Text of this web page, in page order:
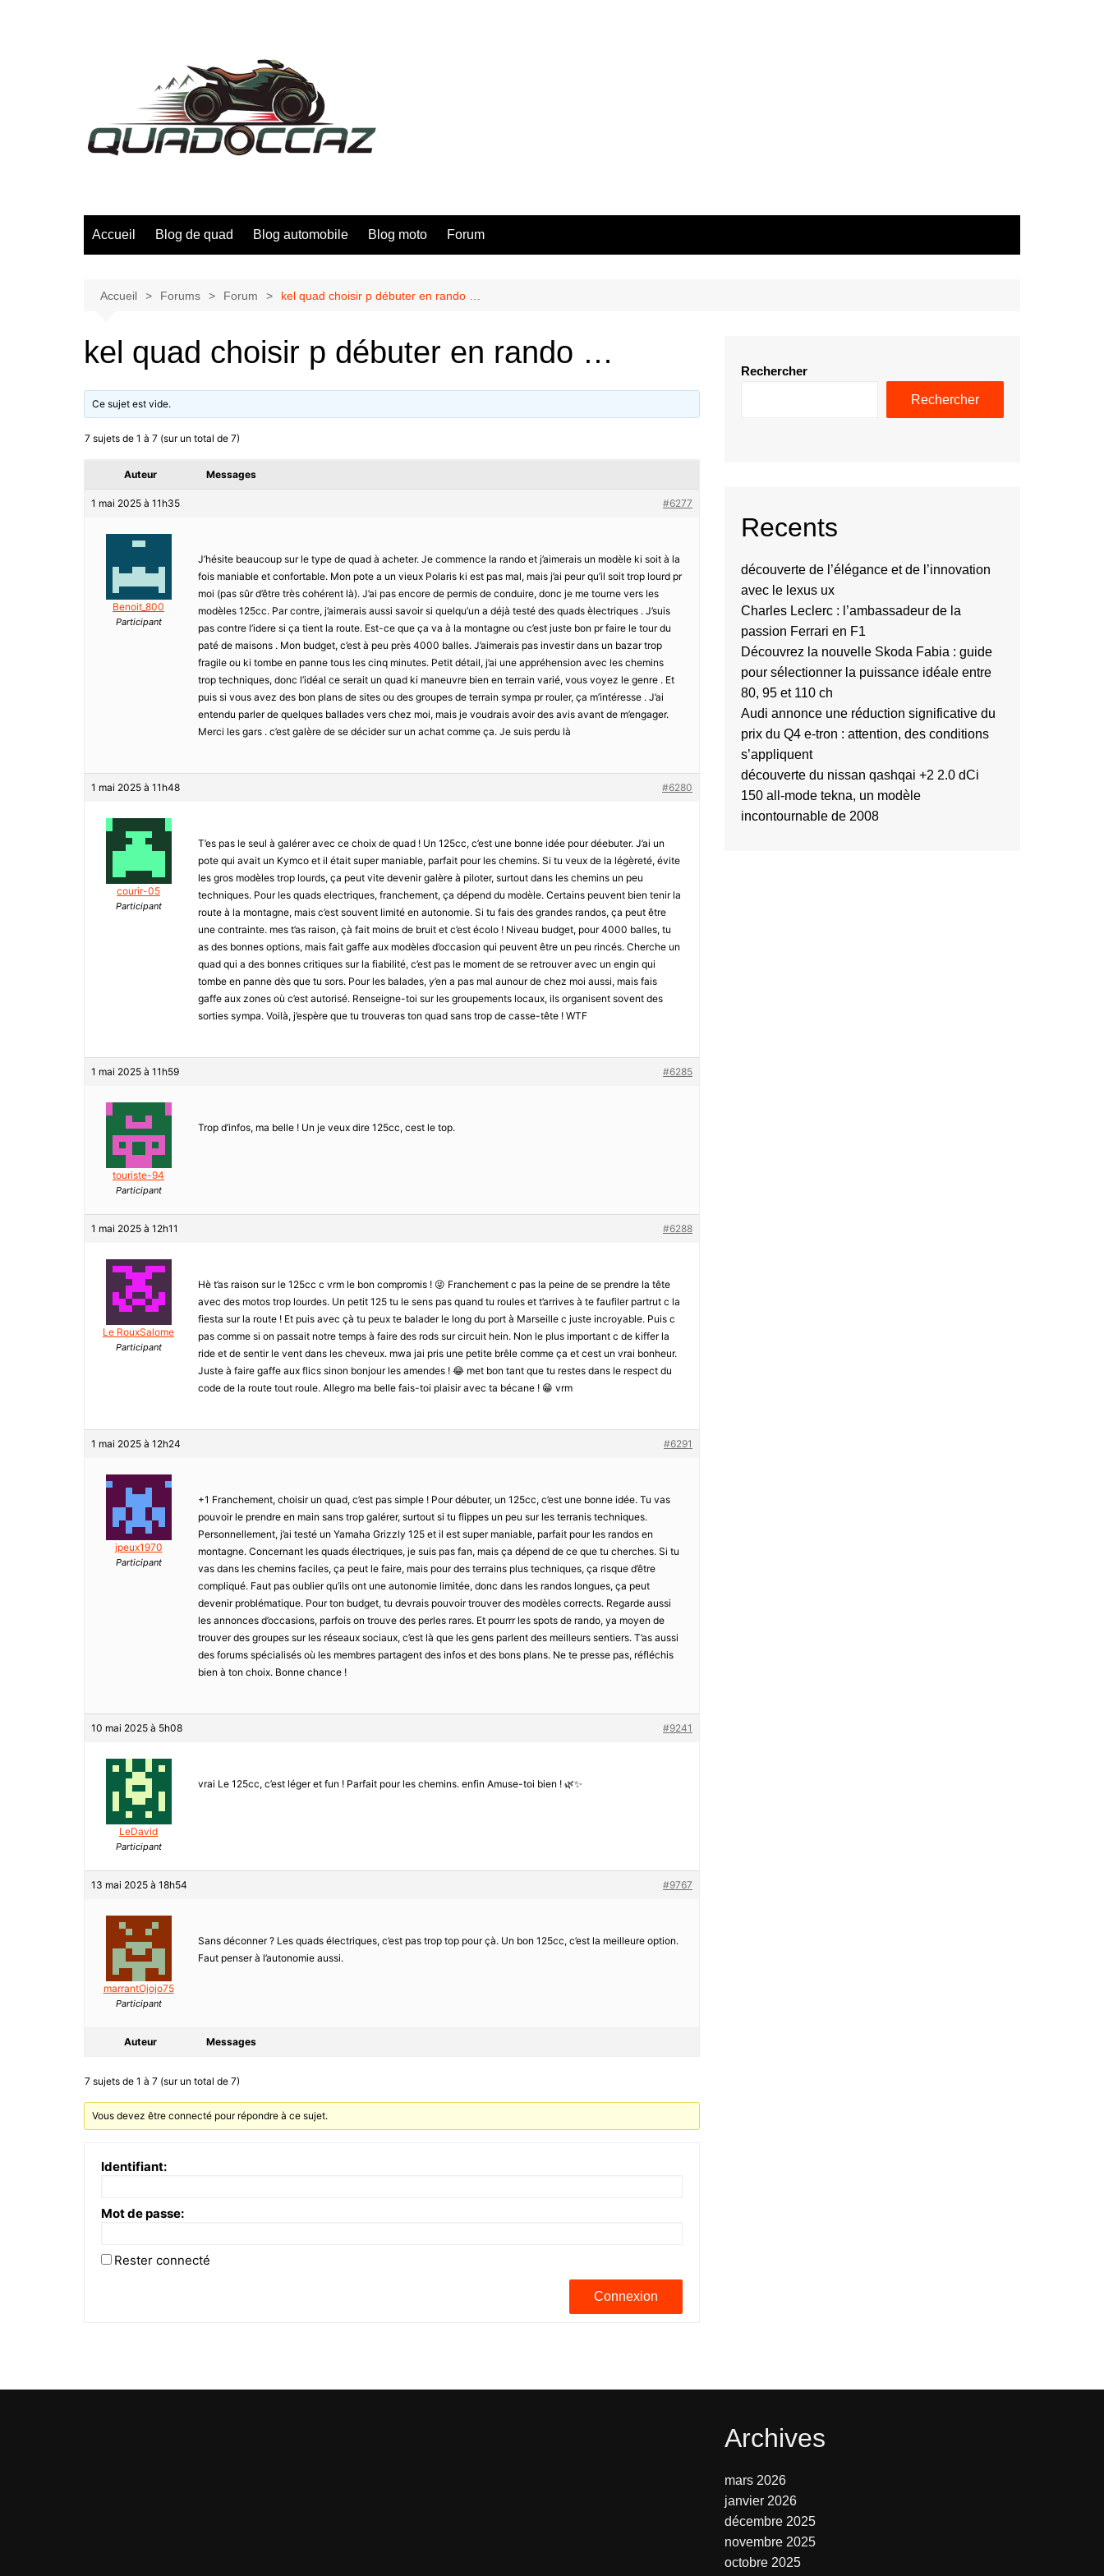
Accueil Blog de quad Blog automobile Blog moto Forum
Accueil Forums Forum kel quad choisir p débuter en rando …
kel quad choisir p débuter en rando …
Ce sujet est vide.
7 sujets de 1 à 7 (sur un total de 7)
Auteur Messages
1 mai 2025 à 11h35 #6277
Benoit_800
Participant
J’hésite beaucoup sur le type de quad à acheter. Je commence la rando et j’aimerais un modèle ki soit à la
fois maniable et confortable. Mon pote a un vieux Polaris ki est pas mal, mais j’ai peur qu’il soit trop lourd pr
moi (pas sûr d’être très cohérent là). J’ai pas encore de permis de conduire, donc je me tourne vers les
modèles 125cc. Par contre, j’aimerais aussi savoir si quelqu’un a déjà testé des quads èlectriques . J’suis
pas contre l’idere si ça tient la route. Est-ce que ça va à la montagne ou c’est juste bon pr faire le tour du
paté de maisons . Mon budget, c’est à peu près 4000 balles. J’aimerais pas investir dans un bazar trop
fragile ou ki tombe en panne tous les cinq minutes. Petit détail, j’ai une appréhension avec les chemins
trop techniques, donc l’idéal ce serait un quad ki maneuvre bien en terrain varié, vous voyez le genre . Et
puis si vous avez des bon plans de sites ou des groupes de terrain sympa pr rouler, ça m’intéresse . J’ai
entendu parler de quelques ballades vers chez moi, mais je voudrais avoir des avis avant de m’engager.
Merci les gars . c’est galère de se décider sur un achat comme ça. Je suis perdu là
1 mai 2025 à 11h48 #6280
courir-05
Participant
T’es pas le seul à galérer avec ce choix de quad ! Un 125cc, c’est une bonne idée pour déebuter. J’ai un
pote qui avait un Kymco et il était super maniable, parfait pour les chemins. Si tu veux de la légèreté, évite
les gros modèles trop lourds, ça peut vite devenir galère à piloter, surtout dans les chemins un peu
techniques. Pour les quads electriques, franchement, ça dépend du modèle. Certains peuvent bien tenir la
route à la montagne, mais c’est souvent limité en autonomie. Si tu fais des grandes randos, ça peut être
une contrainte. mes t’as raison, çà fait moins de bruit et c’est écolo ! Niveau budget, pour 4000 balles, tu
as des bonnes options, mais fait gaffe aux modèles d’occasion qui peuvent être un peu rincés. Cherche un
quad qui a des bonnes critiques sur la fiabilité, c’est pas le moment de se retrouver avec un engin qui
tombe en panne dès que tu sors. Pour les balades, y’en a pas mal aunour de chez moi aussi, mais fais
gaffe aux zones où c’est autorisé. Renseigne-toi sur les groupements locaux, ils organisent sovent des
sorties sympa. Voilà, j’espère que tu trouveras ton quad sans trop de casse-tête ! WTF
1 mai 2025 à 11h59 #6285
touriste-94
Participant
Trop d’infos, ma belle ! Un je veux dire 125cc, cest le top.
1 mai 2025 à 12h11 #6288
Le RouxSalome
Participant
Hè t’as raison sur le 125cc c vrm le bon compromis ! 😜 Franchement c pas la peine de se prendre la tête
avec des motos trop lourdes. Un petit 125 tu le sens pas quand tu roules et t’arrives à te faufiler partrut c la
fiesta sur la route ! Et puis avec çà tu peux te balader le long du port à Marseille c juste incroyable. Puis c
pas comme si on passait notre temps à faire des rods sur circuit hein. Non le plus important c de kiffer la
ride et de sentir le vent dans les cheveux. mwa jai pris une petite brêle comme ça et cest un vrai bonheur.
Juste à faire gaffe aux flics sinon bonjour les amendes ! 😂 met bon tant que tu restes dans le respect du
code de la route tout roule. Allegro ma belle fais-toi plaisir avec ta bécane ! 😁 vrm
1 mai 2025 à 12h24 #6291
jpeux1970
Participant
+1 Franchement, choisir un quad, c’est pas simple ! Pour débuter, un 125cc, c’est une bonne idée. Tu vas
pouvoir le prendre en main sans trop galérer, surtout si tu flippes un peu sur les terranis techniques.
Personnellement, j’ai testé un Yamaha Grizzly 125 et il est super maniable, parfait pour les randos en
montagne. Concernant les quads électriques, je suis pas fan, mais ça dépend de ce que tu cherches. Si tu
vas dans les chemins faciles, ça peut le faire, mais pour des terrains plus techniques, ça risque d’être
compliqué. Faut pas oublier qu’ils ont une autonomie limitée, donc dans les randos longues, ça peut
devenir problématique. Pour ton budget, tu devrais pouvoir trouver des modèles corrects. Regarde aussi
les annonces d’occasions, parfois on trouve des perles rares. Et pourrr les spots de rando, ya moyen de
trouver des groupes sur les réseaux sociaux, c’est là que les gens parlent des meilleurs sentiers. T’as aussi
des forums spécialisés où les membres partagent des infos et des bons plans. Ne te presse pas, réfléchis
bien à ton choix. Bonne chance !
10 mai 2025 à 5h08 #9241
LeDavid
Participant
vrai Le 125cc, c’est léger et fun ! Parfait pour les chemins. enfin Amuse-toi bien ! 🌿✨
13 mai 2025 à 18h54 #9767
marrantOjojo75
Participant
Sans déconner ? Les quads électriques, c’est pas trop top pour çà. Un bon 125cc, c’est la meilleure option.
Faut penser à l’autonomie aussi.
Auteur Messages
7 sujets de 1 à 7 (sur un total de 7)
Vous devez être connecté pour répondre à ce sujet.
Identifiant:
Mot de passe:
Rester connecté
Connexion
Rechercher
Rechercher
Recents
découverte de l’élégance et de l’innovation
avec le lexus ux
Charles Leclerc : l’ambassadeur de la
passion Ferrari en F1
Découvrez la nouvelle Skoda Fabia : guide
pour sélectionner la puissance idéale entre
80, 95 et 110 ch
Audi annonce une réduction significative du
prix du Q4 e-tron : attention, des conditions
s’appliquent
découverte du nissan qashqai +2 2.0 dCi
150 all-mode tekna, un modèle
incontournable de 2008
Archives
mars 2026
janvier 2026
décembre 2025
novembre 2025
octobre 2025